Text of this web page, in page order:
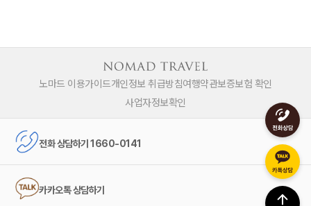
노마드 이용가이드개인정보 취급방침여행약관보증보험 확인
사업자정보확인
전화 상담하기 1660-0141
카카오톡 상담하기